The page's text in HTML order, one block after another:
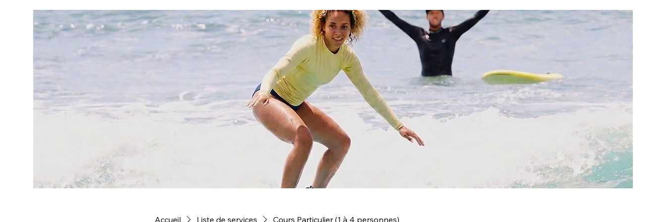
Accueil Liste de services Cours Particulier (1 à 4 personnes)